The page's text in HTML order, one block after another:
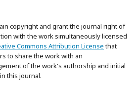
copyright and grant the journal right of
with the work simultaneously licensed
Commons Attribution Licensethat
to share the work with an
of the work's authorship and initial
this journal.